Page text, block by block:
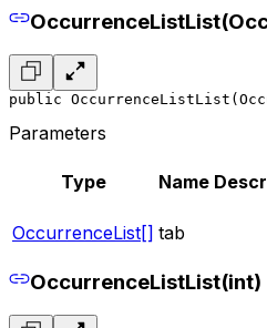
public
Parameters
Type Name
OccurrenceList[] tab
OccurrenceListList(int)